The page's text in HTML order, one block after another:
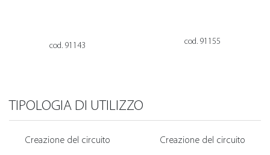
cod. 91143 cod. 91155
TIPOLOGIA DI UTILIZZO
Creazione del circuito Creazione del circuito